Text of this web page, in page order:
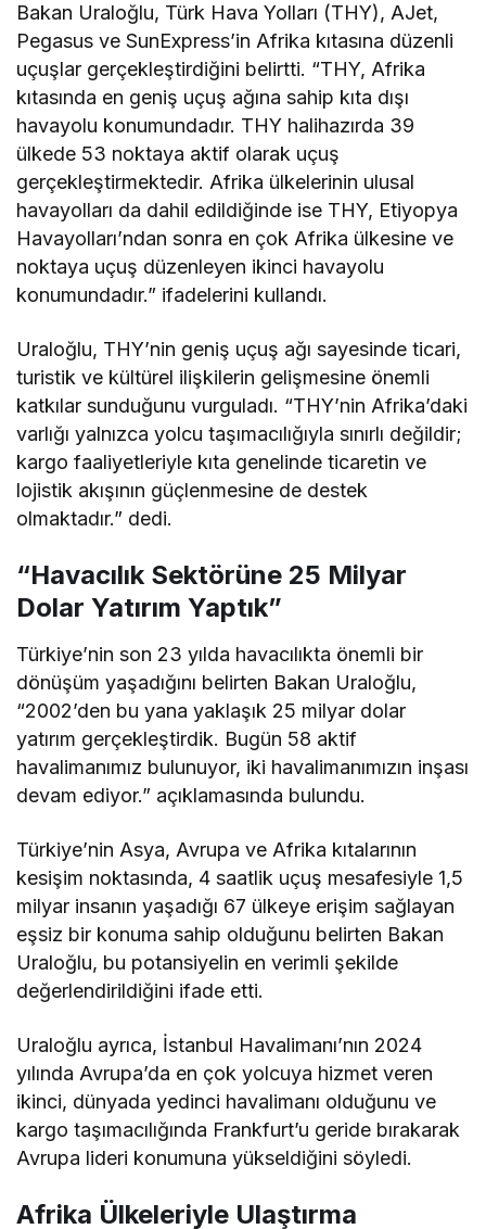
Bakan Uraloğlu, Türk Hava Yolları (THY), AJet,
Pegasus ve SunExpress’in Afrika kıtasına düzenli
uçuşlar gerçekleştirdiğini belirtti. “THY, Afrika
kıtasında en geniş uçuş ağına sahip kıta dışı
havayolu konumundadır. THY halihazırda 39
ülkede 53 noktaya aktif olarak uçuş
gerçekleştirmektedir. Afrika ülkelerinin ulusal
havayolları da dahil edildiğinde ise THY, Etiyopya
Havayolları’ndan sonra en çok Afrika ülkesine ve
noktaya uçuş düzenleyen ikinci havayolu
konumundadır.” ifadelerini kullandı.
Uraloğlu, THY’nin geniş uçuş ağı sayesinde ticari,
turistik ve kültürel ilişkilerin gelişmesine önemli
katkılar sunduğunu vurguladı. “THY’nin Afrika’daki
varlığı yalnızca yolcu taşımacılığıyla sınırlı değildir;
kargo faaliyetleriyle kıta genelinde ticaretin ve
lojistik akışının güçlenmesine de destek
olmaktadır.” dedi.
“Havacılık Sektörüne 25 Milyar
Dolar Yatırım Yaptık”
Türkiye’nin son 23 yılda havacılıkta önemli bir
dönüşüm yaşadığını belirten Bakan Uraloğlu,
“2002’den bu yana yaklaşık 25 milyar dolar
yatırım gerçekleştirdik. Bugün 58 aktif
havalimanımız bulunuyor, iki havalimanımızın inşası
devam ediyor.” açıklamasında bulundu.
Türkiye’nin Asya, Avrupa ve Afrika kıtalarının
kesişim noktasında, 4 saatlik uçuş mesafesiyle 1,5
milyar insanın yaşadığı 67 ülkeye erişim sağlayan
eşsiz bir konuma sahip olduğunu belirten Bakan
Uraloğlu, bu potansiyelin en verimli şekilde
değerlendirildiğini ifade etti.
Uraloğlu ayrıca, İstanbul Havalimanı’nın 2024
yılında Avrupa’da en çok yolcuya hizmet veren
ikinci, dünyada yedinci havalimanı olduğunu ve
kargo taşımacılığında Frankfurt’u geride bırakarak
Avrupa lideri konumuna yükseldiğini söyledi.
Afrika Ülkeleriyle Ulaştırma